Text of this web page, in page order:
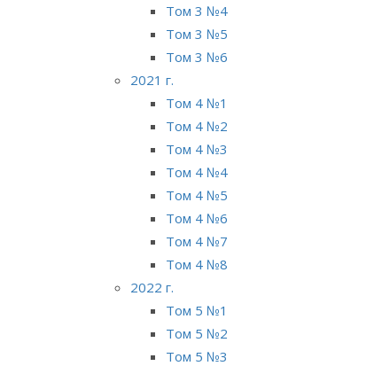
Том 3 №4
Том 3 №5
Том 3 №6
2021 г.
Том 4 №1
Том 4 №2
Том 4 №3
Том 4 №4
Том 4 №5
Том 4 №6
Том 4 №7
Том 4 №8
2022 г.
Том 5 №1
Том 5 №2
Том 5 №3